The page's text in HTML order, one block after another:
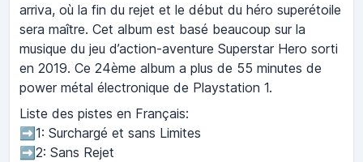
arriva, où la fin du rejet et le début du héro superétoile
sera maître. Cet album est basé beaucoup sur la
musique du jeu d’action-aventure Superstar Hero sorti
en 2019. Ce 24ème album a plus de 55 minutes de
power métal électronique de Playstation 1.
Liste des pistes en Français:
➡️1: Surchargé et sans Limites
➡️2: Sans Rejet